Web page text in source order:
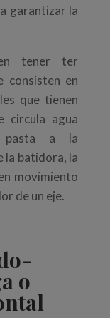
garantizar la
tener ter
consisten en
que tienen
circula agua
pasta a la
la batidora, la
movimiento
de un eje.
o